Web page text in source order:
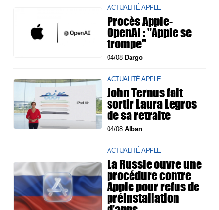
ACTUALITÉ APPLE
Procès Apple-
OpenAI : "Apple se
trompe"
04/08 Dargo
ACTUALITÉ APPLE
John Ternus fait
sortir Laura Legros
de sa retraite
04/08Alban
ACTUALITÉ APPLE
La Russie ouvre une
procédure contre
Apple pour refus de
préinstallation